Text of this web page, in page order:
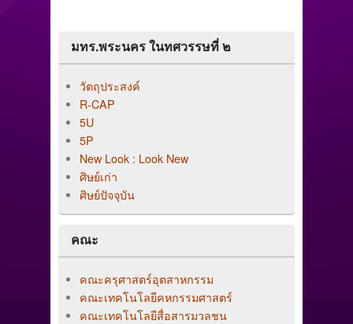
มทร.พระนคร ในทศวรรษที่ ๒
วัตถุประสงค์
R-CAP
5U
5P
New Look : Look New
ศิษย์เก่า
ศิษย์ปัจจุบัน
คณะ
คณะครุศาสตร์อุตสาหกรรม
คณะเทคโนโลยีคหกรรมศาสตร์
คณะเทคโนโลยีสื่อสารมวลชน